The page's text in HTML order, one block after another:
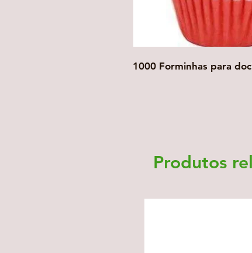
1000 Forminhas para
Produtos